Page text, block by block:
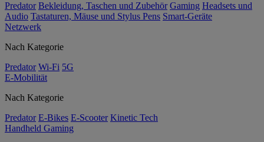
Predator Bekleidung, Taschen und Zubehör Gaming Headsets und
Audio Tastaturen, Mäuse und Stylus Pens Smart-Geräte
Netzwerk
Nach Kategorie
Predator Wi-Fi 5G
E-Mobilität
Nach Kategorie
Predator E-Bikes E-Scooter Kinetic Tech
Handheld Gaming